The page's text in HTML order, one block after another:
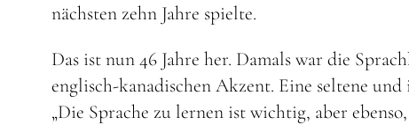
nächsten zehn Jahre spielte.
Das ist nun 46 Jahre her. Damals war die
englisch-kanadischen Akzent. Eine seltene
„Die Sprache zu lernen ist wichtig, aber